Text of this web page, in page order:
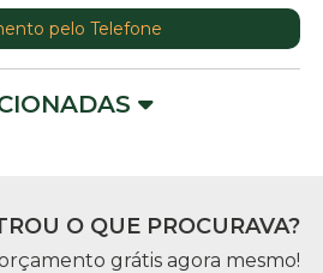
pelo Telefone
O QUE PROCURAVA?
grátis agora mesmo!